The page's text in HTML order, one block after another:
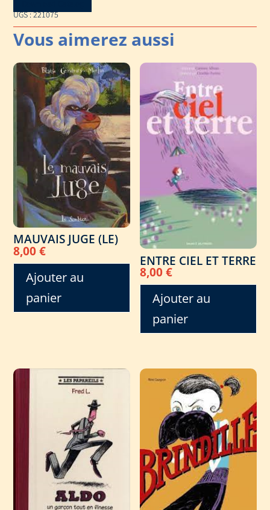
UGS :221075
MAUVAIS JUGE (LE)
8,00€
Ajouter au
panier
ENTRE CIEL ET TERRE
8,00€
Ajouter au
panier